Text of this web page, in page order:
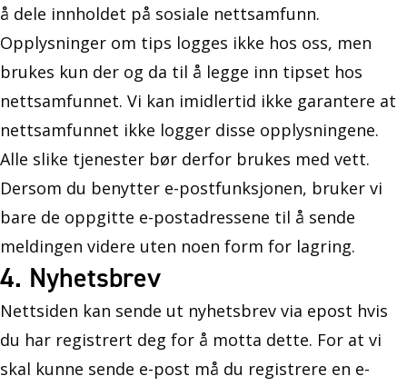
å dele innholdet på sosiale nettsamfunn.
Opplysninger om tips logges ikke hos oss, men
brukes kun der og da til å legge inn tipset hos
nettsamfunnet. Vi kan imidlertid ikke garantere at
nettsamfunnet ikke logger disse opplysningene.
Alle slike tjenester bør derfor brukes med vett.
Dersom du benytter e-postfunksjonen, bruker vi
bare de oppgitte e-postadressene til å sende
meldingen videre uten noen form for lagring.
4. Nyhetsbrev
Nettsiden kan sende ut nyhetsbrev via epost hvis
du har registrert deg for å motta dette. For at vi
skal kunne sende e-post må du registrere en e-